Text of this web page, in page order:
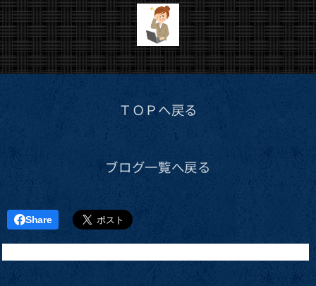
ＴＯＰへ戻る
ブログ一覧へ戻る
Share